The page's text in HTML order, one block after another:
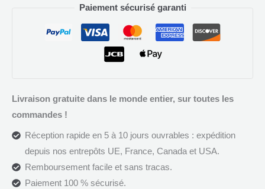
Paiement sécurisé garanti
Livraison gratuite dans le monde entier, sur toutes les
commandes !
Réception rapide en 5 à 10 jours ouvrables : expédition
depuis nos entrepôts UE, France, Canada et USA.
Remboursement facile et sans tracas.
Paiement 100 % sécurisé.